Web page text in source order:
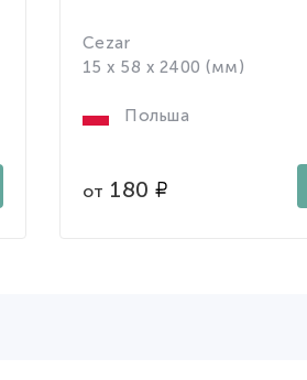
Cezar
15 x 58 x 2400 (мм)
Польша
от 180